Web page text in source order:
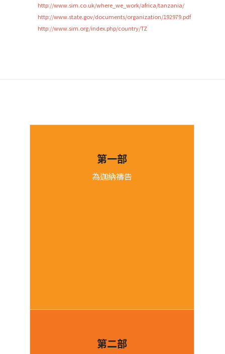
http://www.sim.co.uk/where_we_work/africa/tanzania/
http://www.state.gov/documents/organization/192979.pdf
http://www.sim.org/index.php/country/TZ
第一部
為迦納禱告
第二部